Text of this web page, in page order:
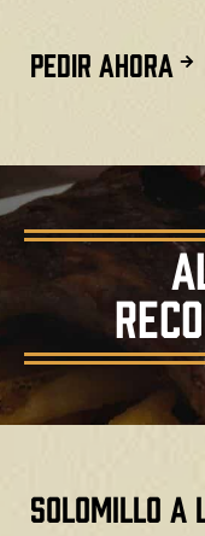
PEDIR AHORA
Solomillo